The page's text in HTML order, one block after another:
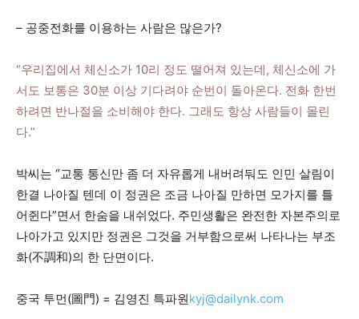
– 공중전화를 이용하는 사람은 많은가?
“우리집에서 체신소가 10리 정도 떨어져 있는데, 체신소에 가
서도 보통은 30분 이상 기다려야 순번이 돌아온다. 전화 한번
하려면 반나절을 소비해야 한다. 그래도 항상 사람들이 몰린
다.”
박씨는 “교통 통신만 좀 더 자유롭게 내버려둬도 인민 살림이
한결 나아질 텐데 이 정권은 조금 나아질 만하면 모가지를 틀
어쥔다”면서 한숨을 내쉬었다. 주민생활은 완전한 자본주의로
나아가고 있지만 정권은 그것을 거부함으로써 나타나는 부조
화(不調和)의 한 단면이다.
중국 투먼(圖門) = 김영진 특파원kyj@dailynk.com